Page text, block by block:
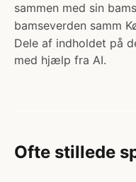
sammen med sin
bamseverden samm
Dele af indholdet på
med hjælp fra AI.
Ofte stillede